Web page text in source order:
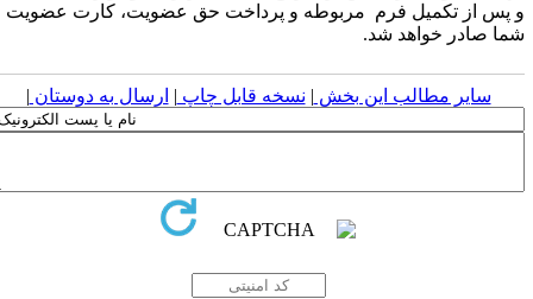
پس از تکمیل فرم مربوطه و پرداخت حق عضویت، کارت عضویت
صادر خواهد شد.
سایر مطالب این بخش | نسخه قابل چاپ| ارسال به دوستان|